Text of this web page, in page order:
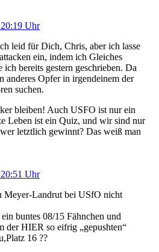
Uhr
leid für Dich, Chris, aber ich lasse
ein, indem ich Gleiches
ich bereits gestern geschrieben. Da
anderes Opfer in irgendeinem der
suchen.
bleiben! Auch USFO ist nur ein
Leben ist ein Quiz, und wir sind nur
letztlich gewinnt? Das weiß man
Uhr
Landrut bei USfO nicht
buntes 08/15 Fähnchen und
der HIER so eifrig „gepushten“
16 ??